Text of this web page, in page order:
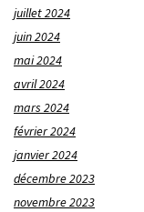
juillet 2024
juin 2024
mai 2024
avril 2024
mars 2024
février 2024
janvier 2024
décembre 2023
novembre 2023